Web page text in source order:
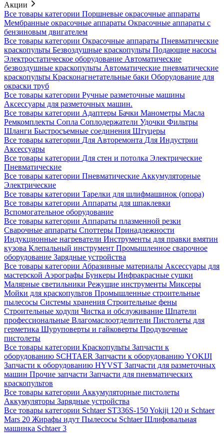
Акции
Все товары категории Поршневые окрасочные аппараты
Мембранные окрасочные аппараты Окрасочные аппараты с
бензиновым двигателем
Все товары категории Окрасочные аппараты Пневматические
краскопульты Безвоздушные краскопульты Подающие насосы
Электростатическое оборудование Автоматические
безвоздушные краскопульты Автоматические пневматические
краскопульты Красконагнетательные баки Оборудование для
окраски труб
Все товары категории Ручные разметочные машины
Аксессуары для разметочных машин.
Все товары категории Адаптеры Бачки Манометры Масла
Ремкомплекты Сопла Соплодержатели Удочки Фильтры
Шланги Быстросъемные соединения Штуцеры
Все товары категории Для Авторемонта Для Индустрии
Аксессуары
Все товары категории Для стен и потолка Электрические
Пневматические
Все товары категории Пневматические Аккумуляторные
Электрические
Все товары категории Тарелки для шлифмашинок (опора)
Все товары категории Аппараты для шпаклевки
Вспомогательное оборудование
Все товары категории Аппараты плазменной резки
Сварочные аппараты Споттеры Принадлежности
Индукционные нагреватели Инструменты для правки вмятин
кузова Клепальный инструмент Промышленное сварочное
оборудование Зарядные устройства
Все товары категории Абразивные материалы Аксессуары для
мастерской Аэрографы Бункеры Инфракрасные сушки
Малярные светильники Режущие инструменты Миксеры
Мойки для краскопультов Промышленные строительные
пылесосы Системы хранения Строительные фены
Строительные ходули Чистка и обслуживание Шпатели
профессиональные Влагомаслоотделители Пистолеты для
герметика Шуруповерты и гайковерты Продувочные
пистолеты
Все товары категории Краскопульты Запчасти к
оборудованию SCHTAER Запчасти к оборудованию YOKIJI
Запчасти к оборудованию HYVST Запчасти для разметочных
машин Прочие запчасти Запчасти для пневматических
краскопультов
Все товары категории Аккумуляторные пистолеты
Аккумуляторы Зарядные устройства
Все товары категории Schtaer ST336S-150Yokiji 120 и Schtaer
Mars 20 Жирафы идут Пылесосы SchtaerШлифовальная
машинка Schtaer 3